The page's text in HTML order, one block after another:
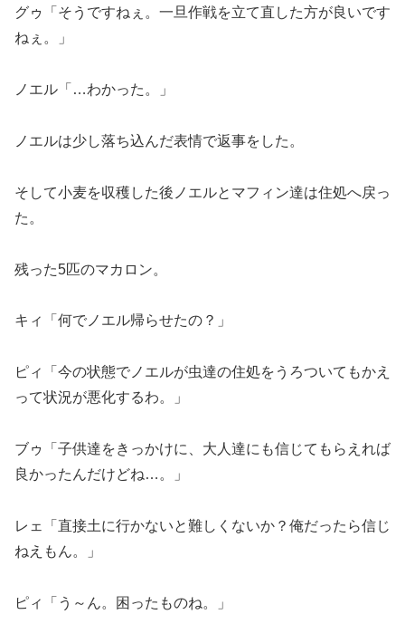
グゥ「そうですねぇ。一旦作戦を立て直した方が良いです
ねぇ。」
ノエル「…わかった。」
ノエルは少し落ち込んだ表情で返事をした。
そして小麦を収穫した後ノエルとマフィン達は住処へ戻っ
た。
残った5匹のマカロン。
キィ「何でノエル帰らせたの？」
ピィ「今の状態でノエルが虫達の住処をうろついてもかえ
って状況が悪化するわ。」
ブゥ「子供達をきっかけに、大人達にも信じてもらえれば
良かったんだけどね…。」
レェ「直接土に行かないと難しくないか？俺だったら信じ
ねえもん。」
ピィ「う～ん。困ったものね。」